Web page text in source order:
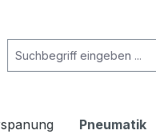
Pneumatik